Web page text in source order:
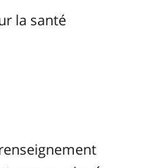
la santé